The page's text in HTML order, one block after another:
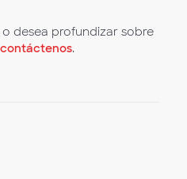
desea profundizar sobre
contáctenos.